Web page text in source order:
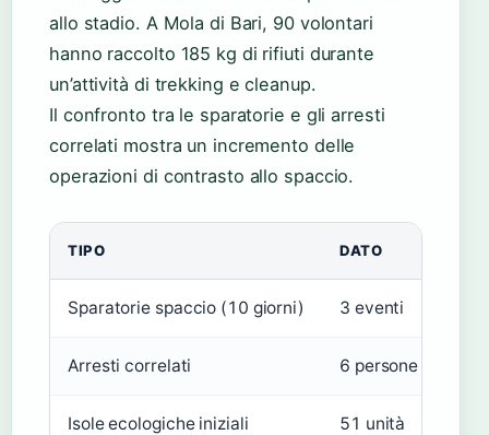
allo stadio. A Mola di Bari, 90 volontari
hanno raccolto 185 kg di rifiuti durante
un’attività di trekking e cleanup.
Il confronto tra le sparatorie e gli arresti
correlati mostra un incremento delle
operazioni di contrasto allo spaccio.
TIPO DATO
Sparatorie spaccio (10 giorni) 3 eventi
Arresti correlati 6 persone
Isole ecologiche iniziali 51 unità